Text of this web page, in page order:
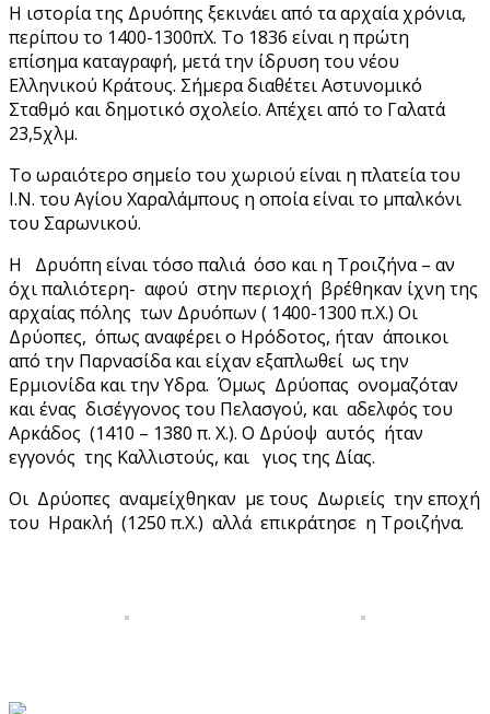
Η ιστορία της Δρυόπης ξεκινάει από τα αρχαία χρόνια,
περίπου το 1400-1300πΧ. Το 1836 είναι η πρώτη
επίσημα καταγραφή, μετά την ίδρυση του νέου
Ελληνικού Κράτους. Σήμερα διαθέτει Αστυνομικό
Σταθμό και δημοτικό σχολείο. Απέχει από το Γαλατά
23,5χλμ.
Το ωραιότερο σημείο του χωριού είναι η πλατεία του
Ι.Ν. του Αγίου Χαραλάμπους η οποία είναι το μπαλκόνι
του Σαρωνικού.
Η Δρυόπη είναι τόσο παλιά όσο και η Τροιζήνα – αν
όχι παλιότερη- αφού στην περιοχή βρέθηκαν ίχνη της
αρχαίας πόλης των Δρυόπων ( 1400-1300 π.Χ.) Οι
Δρύοπες, όπως αναφέρει ο Ηρόδοτος, ήταν άποικοι
από την Παρνασίδα και είχαν εξαπλωθεί ως την
Ερμιονίδα και την Υδρα. Όμως Δρύοπας ονομαζόταν
και ένας δισέγγονος του Πελασγού, και αδελφός του
Αρκάδος (1410 – 1380 π. Χ.). Ο Δρύοψ αυτός ήταν
εγγονός της Καλλιστούς, και γιος της Δίας.
Οι Δρύοπες αναμείχθηκαν με τους Δωριείς την εποχή
του Ηρακλή (1250 π.Χ.) αλλά επικράτησε η Τροιζήνα.